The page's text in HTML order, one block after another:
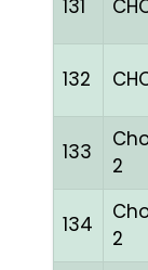
131
132
133
2
134
2